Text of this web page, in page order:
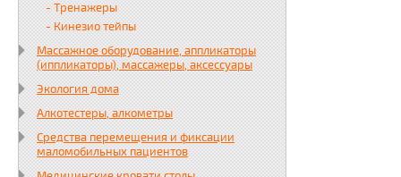
- Тренажеры
- Кинезио тейпы
Массажное оборудование, аппликаторы
(иппликаторы), массажеры, аксессуары
Экология дома
Алкотестеры, алкометры
Средства перемещения и фиксации
маломобильных пациентов